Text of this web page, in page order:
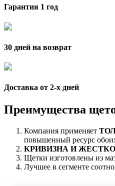
Гарантия 1 год
30 дней на возврат
Доставка от 2-x дней
Преимущества
Компания применяет
повышенный ресурс
КРИВИЗНА И
Щетки изготовлены из
Лучшее в сегменте